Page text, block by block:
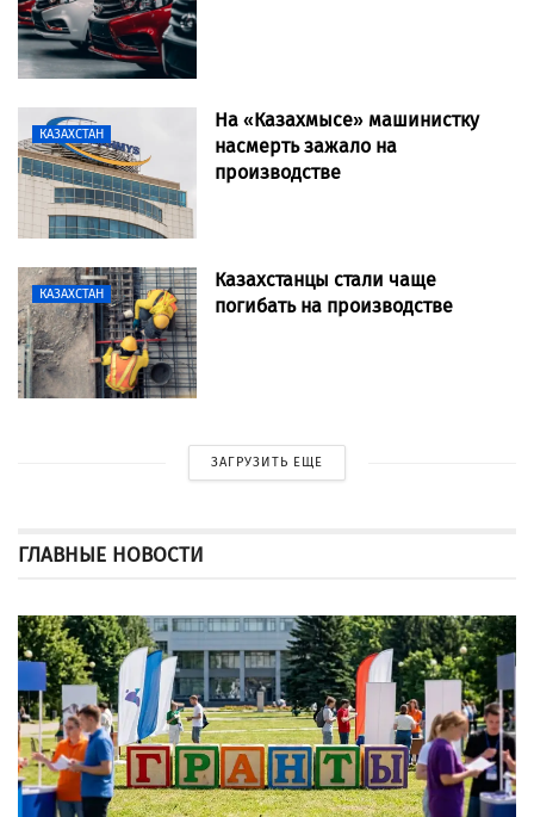
КАЗАХСТАН
На «Казахмысе» машинистку
насмерть зажало на
производстве
КАЗАХСТАН
Казахстанцы стали чаще
погибать на производстве
ЗАГРУЗИТЬ ЕЩЕ
ГЛАВНЫЕ НОВОСТИ